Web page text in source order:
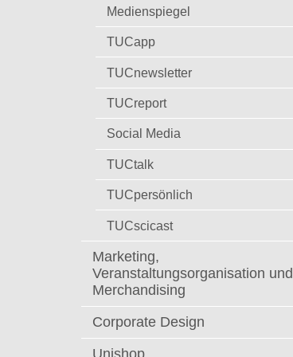
Medienspiegel
TUCapp
TUCnewsletter
TUCreport
Social Media
TUCtalk
TUCpersönlich
TUCscicast
Marketing,
Veranstaltungsorganisation und
Merchandising
Corporate Design